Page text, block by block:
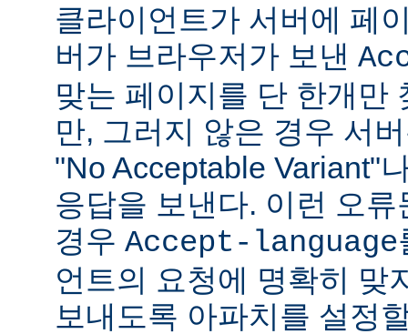
클라이언트가 서버에 페
버가 브라우저가 보낸
맞는 페이지를 단 한개만
만, 그러지 않은 경우 서
"No Acceptable Variant"
응답을 보낸다. 이런 오
경우 Accept-language
언트의 요청에 명확히 맞
보내도록 아파치를 설정